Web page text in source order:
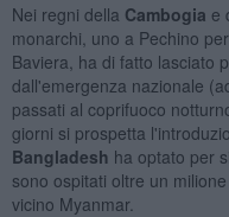
Nei regni della Cambogia e
monarchi, uno a Pechino
Baviera, ha di fatto lasciato
dall'emergenza nazionale
passati al coprifuoco
giorni si prospetta
Bangladesh ha optato per
sono ospitati oltre un
vicino Myanmar.